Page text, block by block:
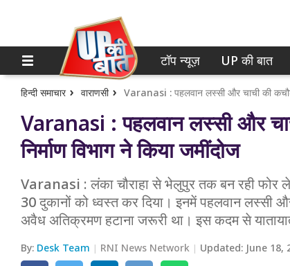
होम
टॉप न्यूज़
UP की बात
राजनीति
क्राइम
शिक्षा
वेब स्टोरी
टॉप न्यूज़ UP की बात
हिन्दी समाचार वाराणसी
Varanasi : पहलवान लस्सी और
निर्माण विभाग ने किया जमींदोज
Varanasi : लंका चौराहा से भेलुपुर तक बन रही फोर
30 दुकानों को ध्वस्त कर दिया। इनमें पहलवान लस्सी
अवैध अतिक्रमण हटाना जरूरी था। इस कदम से
By: Desk Team RNI News Network Updated: June 18,
नोएडा
गाजियाबाद
लखनऊ
कानपुर
वाराणसी
आगरा
अयोध्या